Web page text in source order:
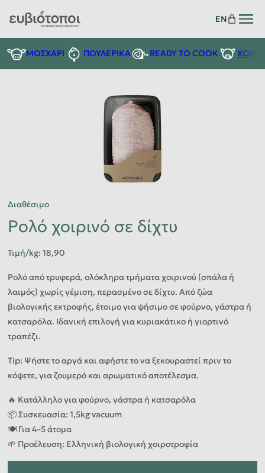
EN
ΜΟΣΧΑΡΙ ΠΟΥΛΕΡΙΚΑ READY TO COOK
Διαθέσιμο
Ρολό χοιρινό σε δίχτυ
Τιμή/kg: 18,90
Ρολό από τρυφερά, ολόκληρα τμήματα χοιρινού (σπάλα ή
λαιμός) χωρίς γέμιση, περασμένο σε δίχτυ. Από ζώα
βιολογικής εκτροφής, έτοιμο για ψήσιμο σε φούρνο, γάστρα ή
κατσαρόλα. Ιδανική επιλογή για κυριακάτικο ή γιορτινό
τραπέζι.
Tip: Ψήστε το αργά και αφήστε το να ξεκουραστεί πριν το
κόψετε, για ζουμερό και αρωματικό αποτέλεσμα.
🔥 Κατάλληλο για φούρνο, γάστρα ή κατσαρόλα
📦 Συσκευασία: 1,5kg vacuum
🍽️ Για 4–5 άτομα
🌱 Προέλευση: Ελληνική βιολογική χοιροτροφία